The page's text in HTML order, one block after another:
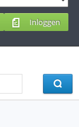
Inloggen